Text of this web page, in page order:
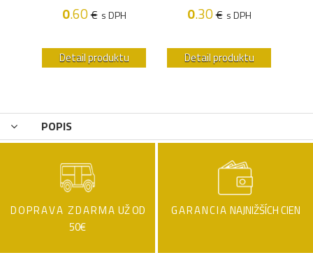
0.60€ s DPH
Detail produktu
0.30€ s DPH
Detail produktu
POPIS
DOPRAVA ZDARMA UŽ OD
50€
GARANCIA NAJNIŽŠÍCH CIEN